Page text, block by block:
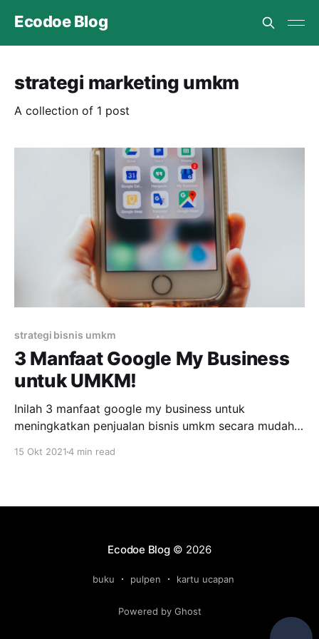
Ecodoe Blog
strategi marketing umkm
A collection of 1 post
strategi bisnis umkm
3 Manfaat Google My Business
untuk UMKM!
Inilah 3 manfaat google my business untuk
meningkatkan penjualan bisnis umkm secara mudah
15 Okt 20214 min read
Ecodoe Blog© 2026
buku pulpen kartu ucapan
Powered by Ghost